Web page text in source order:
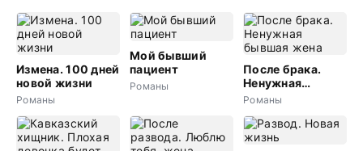
Измена. 100 дней
новой жизни
Романы
Мой бывший
пациент
Романы
После брака.
Ненужная
бывшая жена
Романы